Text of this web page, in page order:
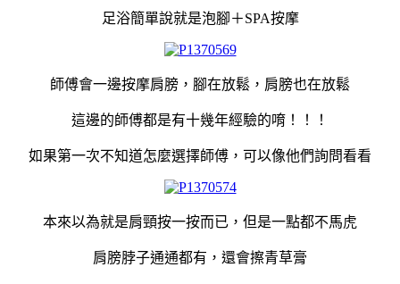
足浴簡單說就是泡腳＋SPA按摩
師傅會一邊按摩肩膀，腳在放鬆，肩膀也在放鬆
這邊的師傅都是有十幾年經驗的唷！！！
如果第一次不知道怎麼選擇師傅，可以像他們詢問看看
本來以為就是肩頸按一按而已，但是一點都不馬虎
肩膀脖子通通都有，還會擦青草膏